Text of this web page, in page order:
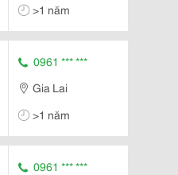
>1 năm
0961 *** ***
Gia Lai
>1 năm
0961 *** ***